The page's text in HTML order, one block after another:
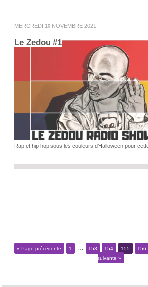
MERCREDI 10 NOVEMBRE 2021
Le Zedou #1
Rap et hip hop sous les couleurs d’Halloween pour
« Page précédente 1 153 154 155 156
suivante »